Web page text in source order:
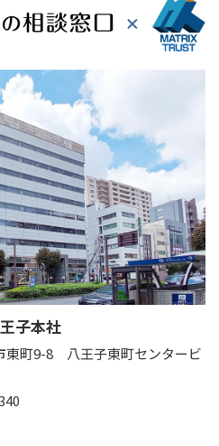
子本社
東町9-8 八王子東町センタービ